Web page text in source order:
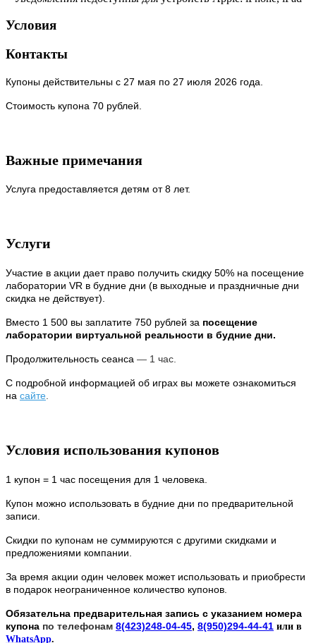
Условия
Контакты
Купоны действительны с 27 мая по 27 июля 2026 года.
Стоимость купона 70 рублей.
Важные примечания
Услуга предоставляется детям от 8 лет.
Услуги
Участие в акции дает право получить скидку 50% на посещение
лаборатории VR в будние дни (в выходные и праздничные дни
скидка не действует).
Вместо 1 500 вы заплатите 750 рублей за посещение
лаборатории виртуальной реальности в будние дни.
Продолжительность сеанса — 1 час.
С подробной информацией об играх вы можете ознакомиться
на сайте.
Условия использования купонов
1 купон = 1 час посещения для 1 человека.
Купон можно использовать в будние дни по предварительной
записи.
Скидки по купонам не суммируются с другими скидками и
предложениями компании.
За время акции один человек может использовать и приобрести
в подарок неограниченное количество купонов.
Обязательна предварительная запись с указанием номера
купона по телефонам 8(423)248-04-45, 8(950)294-44-41 или в
WhatsApp.